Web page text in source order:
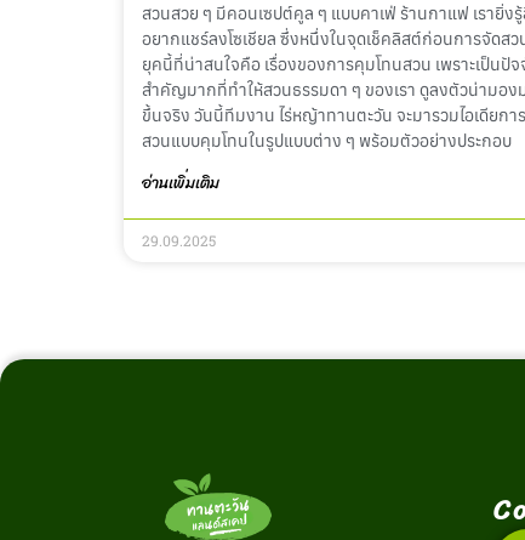
สวนสวย ๆ มีคอนเซปต์คูล ๆ แบบคาเฟ่ ร้านกาแฟ เรายิ่ง
อยากแชร์ลงโซเชียล ซึ่งหนึ่งในจุดเช็คลิสต์ก่อนการจัดสว
ยุคนี้ที่น่าสนใจคือ เรื่องของการคุมโทนสวน เพราะเป็นปัจ
สำคัญมากที่ทำให้สวนธรรมดา ๆ ของเรา ดูลงตัวน่ามอง
ขึ้นจริง วันนี้ทีมงาน ไร่หญ้าทานตะวัน จะมารวมไอเดียกา
สวนแบบคุมโทนในรูปแบบต่าง ๆ พร้อมตัวอย่างประกอบ
อ่านเพิ่มเติม
29.09.2025